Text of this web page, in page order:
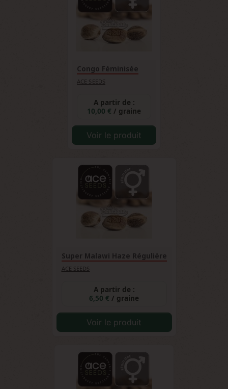
Congo Féminisée
ACE SEEDS
A partir de :
10,00 € / graine
Voir le produit
Super Malawi Haze Régulière
ACE SEEDS
A partir de :
6,50 € / graine
Voir le produit